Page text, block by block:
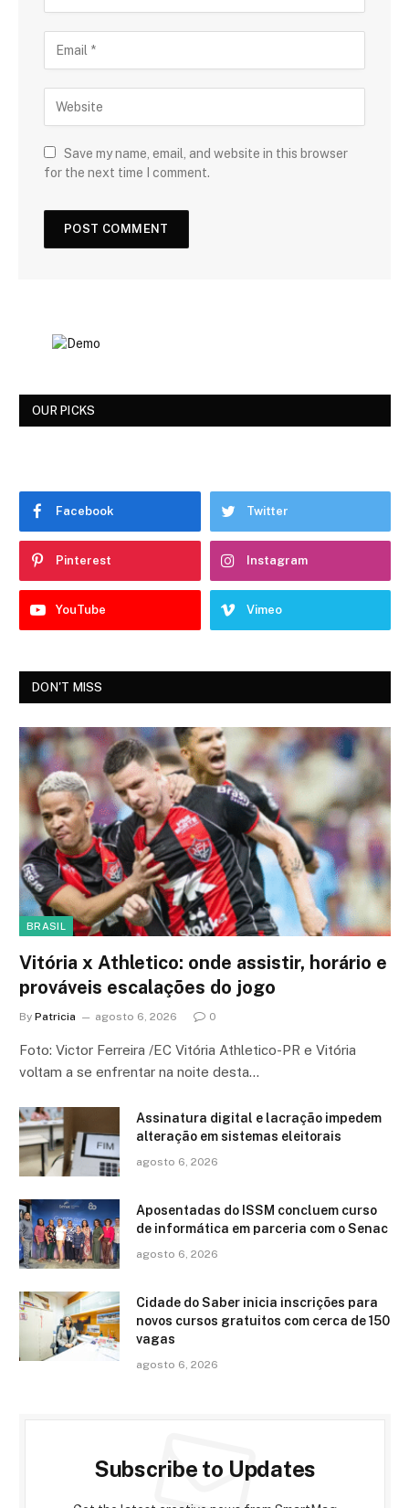
Save my name, email, and website in this browser
for the next time I comment.
OUR PICKS
Facebook Twitter
Pinterest Instagram
YouTube Vimeo
DON'T MISS
BRASIL
Vitória x Athletico: onde assistir, horário e
prováveis escalações do jogo
By Patricia agosto 6, 2026 0
Foto: Victor Ferreira /EC Vitória Athletico-PR e Vitória
voltam a se enfrentar na noite desta…
Assinatura digital e lacração impedem
alteração em sistemas eleitorais
agosto 6, 2026
Aposentadas do ISSM concluem curso
de informática em parceria com o Senac
agosto 6, 2026
Cidade do Saber inicia inscrições para
novos cursos gratuitos com cerca de 150
vagas
agosto 6, 2026
Subscribe to Updates